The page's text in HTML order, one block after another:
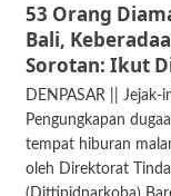
53 Orang
Bali,
Sorotan: Ikut
DENPASAR || Jejak-
Pengungkapan
tempat hiburan
oleh Direktorat